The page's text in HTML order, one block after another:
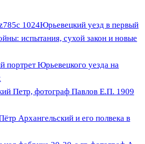
Юрьевецкий уезд в первый
испытания, сухой закон и новые
портрет Юрьевецкого уезда на
Архангельский и его полвека в